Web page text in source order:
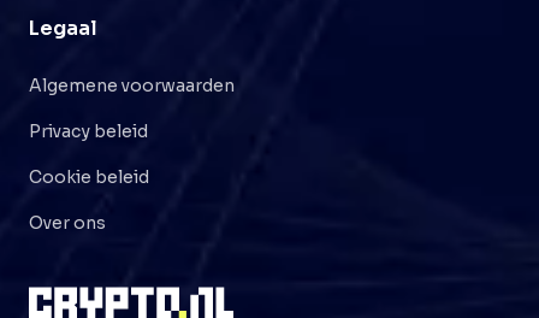
Legaal
Algemene voorwaarden
Privacy beleid
Cookie beleid
Over ons